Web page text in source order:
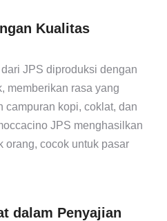
Kualitas
JPS diproduksi dengan
memberikan rasa yang
campuran kopi, coklat, dan
JPS menghasilkan
orang, cocok untuk pasar
dalam Penyajian